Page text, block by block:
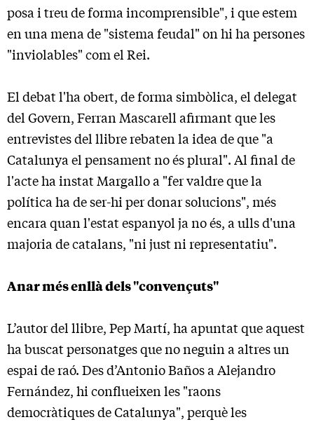
posa i treu de forma incomprensible", i que estem
en una mena de "sistema feudal" on hi ha persones
"inviolables" com el Rei.
El debat l'ha obert, de forma simbòlica, el delegat
del Govern, Ferran Mascarell afirmant que les
entrevistes del llibre rebaten la idea de que "a
Catalunya el pensament no és plural". Al final de
l'acte ha instat Margallo a "fer valdre que la
política ha de ser-hi per donar solucions", més
encara quan l'estat espanyol ja no és, a ulls d'una
majoria de catalans, "ni just ni representatiu".
Anar més enllà dels "convençuts"
L’autor del llibre, Pep Martí, ha apuntat que aquest
ha buscat personatges que no neguin a altres un
espai de raó. Des d’Antonio Baños a Alejandro
Fernández, hi conflueixen les "raons
democràtiques de Catalunya", perquè les